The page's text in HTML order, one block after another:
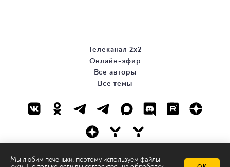
Мы любим печеньки, поэтому используем файлы
Телеканал 2х2
Онлайн-эфир
Все авторы
Все темы
© ООО «ТРК «2Х2», 2026